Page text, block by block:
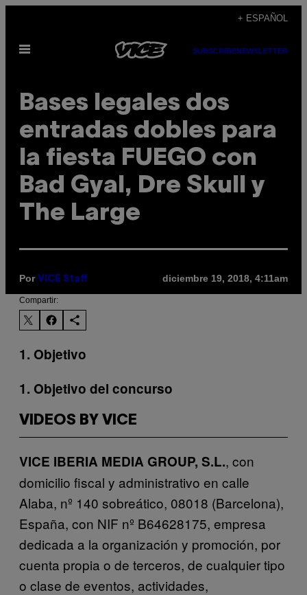
contenido
+ ESPAÑOL
Abrir
SUBSCRIBENEWSLETTER
Bases legales dos
entradas dobles para
la fiesta FUEGO con
Bad Gyal, Dre Skull y
The Large
Por VICE Staff diciembre 19, 2018, 4:11am
Compartir:
1. Objetivo
1. Objetivo del concurso
VIDEOS BY VICE
VICE IBERIA MEDIA GROUP, S.L., con
domicilio fiscal y administrativo en calle
Alaba, nº 140 sobreático, 08018 (Barcelona),
España, con NIF nº B64628175, empresa
dedicada a la organización y promoción, por
cuenta propia o de terceros, de cualquier tipo
o clase de eventos, actividades,